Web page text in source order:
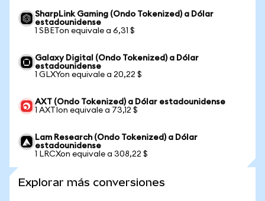
SharpLink Gaming (Ondo Tokenized) a Dólar
estadounidense
1 SBETon equivale a 6,31 $
Galaxy Digital (Ondo Tokenized) a Dólar
estadounidense
1 GLXYon equivale a 20,22 $
AXT (Ondo Tokenized) a Dólar estadounidense
1 AXTIon equivale a 73,12 $
Lam Research (Ondo Tokenized) a Dólar
estadounidense
1 LRCXon equivale a 308,22 $
Explorar más conversiones